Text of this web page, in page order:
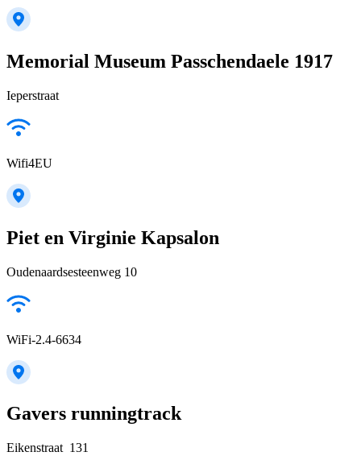
Memorial Museum Passchendaele 1917
Ieperstraat
Wifi4EU
Piet en Virginie Kapsalon
Oudenaardsesteenweg 10
WiFi-2.4-6634
Gavers runningtrack
Eikenstraat 131